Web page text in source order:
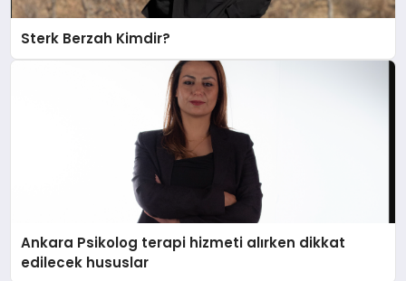
Sterk Berzah Kimdir?
Ankara Psikolog terapi hizmeti alırken dikkat
edilecek hususlar